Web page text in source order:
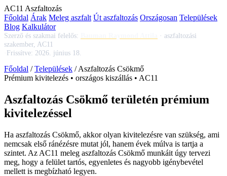
AC11 Aszfaltozás
Főoldal Árak Meleg aszfalt Út aszfaltozás Országosan Települések
Blog Kalkulátor
Szerző és szakmai felelős: · aszfaltozási
szakember, AC11
Frissítve: 2026. június 18.
Főoldal /Települések /Aszfaltozás Csökmő
Prémium kivitelezés • országos kiszállás • AC11
Aszfaltozás Csökmő területén prémium
kivitelezéssel
Ha aszfaltozás Csökmő, akkor olyan kivitelezésre van szükség, ami
nemcsak első ránézésre mutat jól, hanem évek múlva is tartja a
szintet. Az AC11 meleg aszfaltozás Csökmő munkáit úgy tervezi
meg, hogy a felület tartós, egyenletes és nagyobb igénybevétel
mellett is megbízható legyen.